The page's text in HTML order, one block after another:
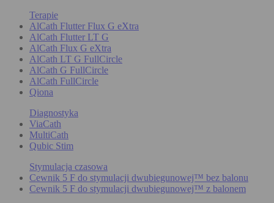
Terapie
AlCath Flutter Flux G eXtra
AlCath Flutter LT G
AlCath Flux G eXtra
AlCath LT G FullCircle
AlCath G FullCircle
AlCath FullCircle
Qiona
Diagnostyka
ViaCath
MultiCath
Qubic Stim
Stymulacja czasowa
Cewnik 5 F do stymulacji dwubiegunowej™ bez balonu
Cewnik 5 F do stymulacji dwubiegunowej™ z balonem